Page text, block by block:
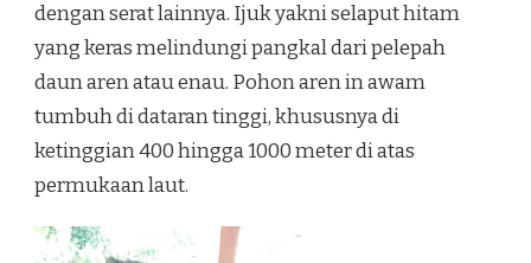
dengan serat lainnya. Ijuk yakni selaput hitam
yang keras melindungi pangkal dari pelepah
daun aren atau enau. Pohon aren in awam
tumbuh di dataran tinggi, khususnya di
ketinggian 400 hingga 1000 meter di atas
permukaan laut.